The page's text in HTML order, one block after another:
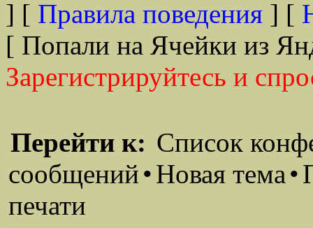
] [ Правила поведения ] [
[ Попали на Ячейки из
Зарегистрируйтесь и
Перейти к: Список
сообщений•Новая тема•
печати